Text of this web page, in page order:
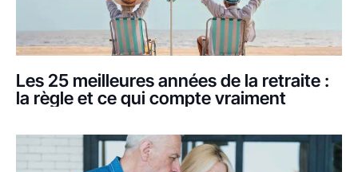
Les 25 meilleures années de la retraite :
la règle et ce qui compte vraiment